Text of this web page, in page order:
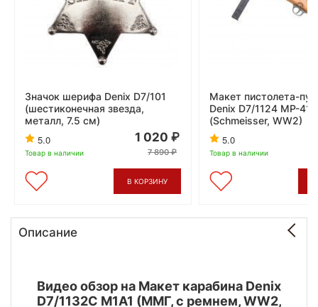
Значок шерифа Denix D7/101
(шестиконечная звезда,
металл, 7.5 см)
5.0
Товар в наличии
1 020
7 890
В КОРЗИНУ
Макет пистолета-
Denix D7/1124 MP-41
(Schmeisser, WW2)
5.0
Товар в наличии
Описание
Видео обзор на Макет карабина Denix
D7/1132C M1A1 (ММГ, с ремнем, WW2,